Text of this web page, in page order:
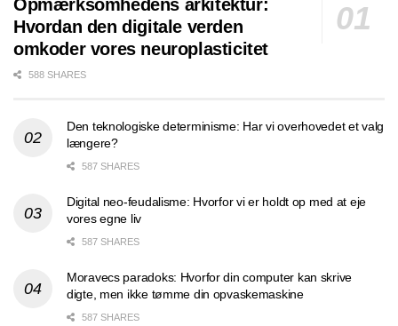
Opmærksomhedens arkitektur:
Hvordan den digitale verden
omkoder vores neuroplasticitet
588 SHARES
Den teknologiske determinisme: Har vi overhovedet et valg
længere?
587 SHARES
Digital neo-feudalisme: Hvorfor vi er holdt op med at eje
vores egne liv
587 SHARES
Moravecs paradoks: Hvorfor din computer kan skrive
digte, men ikke tømme din opvaskemaskine
587 SHARES